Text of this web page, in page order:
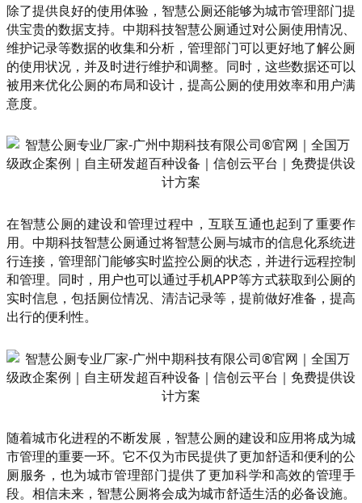
除了提供良好的使用体验，智慧公厕还能够为城市管理部门提
供宝贵的数据支持。中期科技智慧公厕通过对公厕使用情况、
维护记录等数据的收集和分析，管理部门可以更好地了解公厕
的使用状况，并及时进行维护和调整。同时，这些数据还可以
被用来优化公厕的布局和设计，提高公厕的使用效率和用户满
意度。
在智慧公厕的建设和管理过程中，互联互通也起到了重要作
用。中期科技智慧公厕通过将智慧公厕与城市的信息化系统进
行连接，管理部门能够实时监控公厕的状态，并进行远程控制
和管理。同时，用户也可以通过手机APP等方式获取到公厕的
实时信息，包括厕位情况、清洁记录等，提前做好准备，提高
出行的便利性。
随着城市化进程的不断发展，智慧公厕的建设和应用将成为城
市管理的重要一环。它不仅为市民提供了更加舒适和便利的公
厕服务，也为城市管理部门提供了更加科学和高效的管理手
段。相信未来，智慧公厕将会成为城市舒适生活的必备设施。